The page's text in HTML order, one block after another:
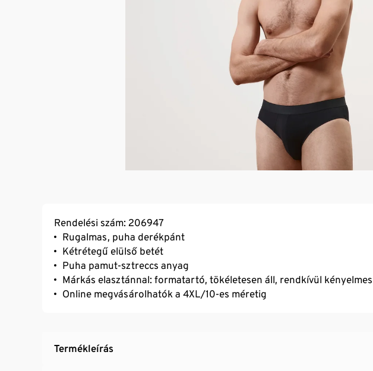
Rendelési szám: 206947
Rugalmas, puha derékpánt
Kétrétegű elülső betét
Puha pamut-sztreccs anyag
Márkás elasztánnal: formatartó, tökéletesen áll, rendkívül
Online megvásárolhatók a 4XL/10-es méretig
Termékleírás